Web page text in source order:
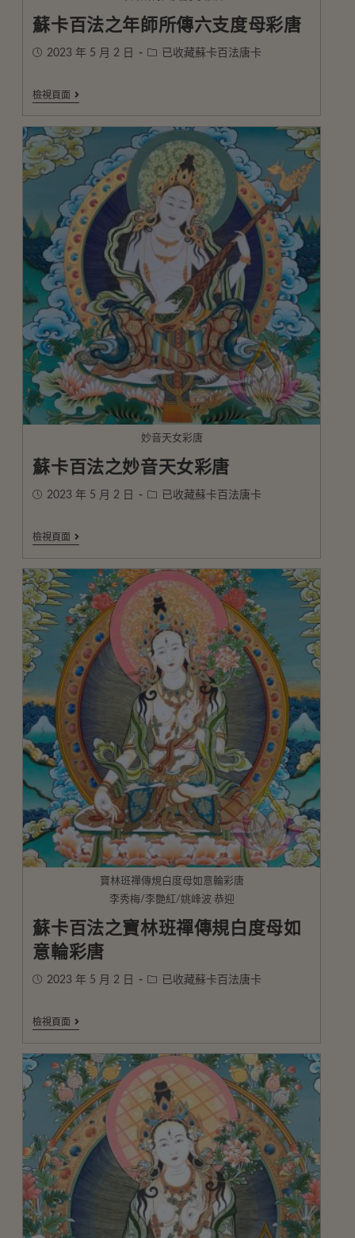
蘇卡百法之年師所傳六支度母彩唐
2023 年 5 月 2 日 已收藏蘇卡百法唐卡
檢視頁面
妙音天女彩唐
蘇卡百法之妙音天女彩唐
2023 年 5 月 2 日 已收藏蘇卡百法唐卡
檢視頁面
寶林班禪傳規白度母如意輪彩唐
李秀梅/李艷紅/姚峰波 恭迎
蘇卡百法之寶林班禪傳規白度母如
意輪彩唐
2023 年 5 月 2 日 已收藏蘇卡百法唐卡
檢視頁面